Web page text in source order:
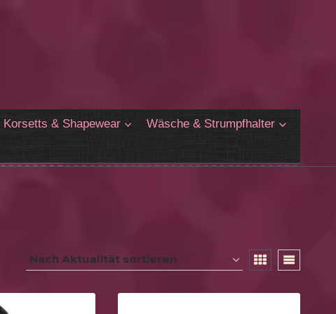
Korsetts & Shapewear Wäsche & Strumpfhalter